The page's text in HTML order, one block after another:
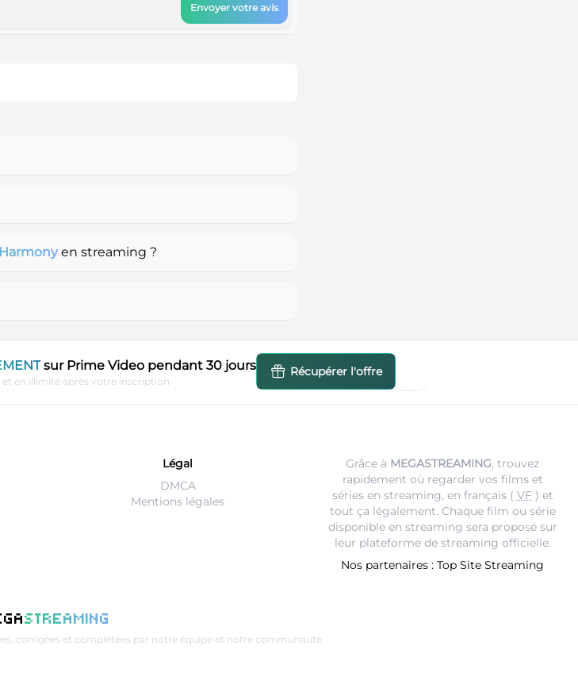
Envoyer votre avis
en streaming ?
sur Prime Video pendant 30 jours
en illimité après votre inscription
Récupérer l'offre
Légal
DMCA
Mentions légales
Grâce à MEGASTREAMING, trouvez
rapidement où regarder vos films et
séries en streaming, en français ( VF) et
tout ça légalement. Chaque film ou série
disponible en streaming sera proposé sur
leur plateforme de streaming officielle.
Nos partenaires : Top Site Streaming
STREAMING
corrigées et complétées par notre équipe et notre communauté